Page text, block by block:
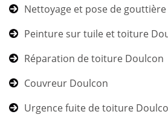
Nettoyage et pose de
Peinture sur tuile et toiture
Réparation de toiture Doulcon
Couvreur Doulcon
Urgence fuite de toiture